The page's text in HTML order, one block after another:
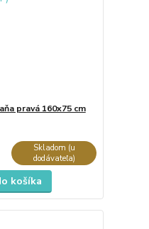
pravá 160x75 cm
Skladom (u
dodávateľa)
košíka